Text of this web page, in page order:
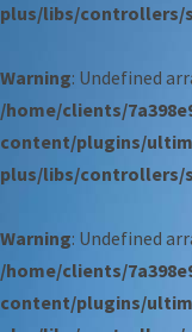
plus/libs/controllers/
Warning: Undefined
/home/clients/
content/plugins/
plus/libs/controllers/
Warning: Undefined
/home/clients/
content/plugins/